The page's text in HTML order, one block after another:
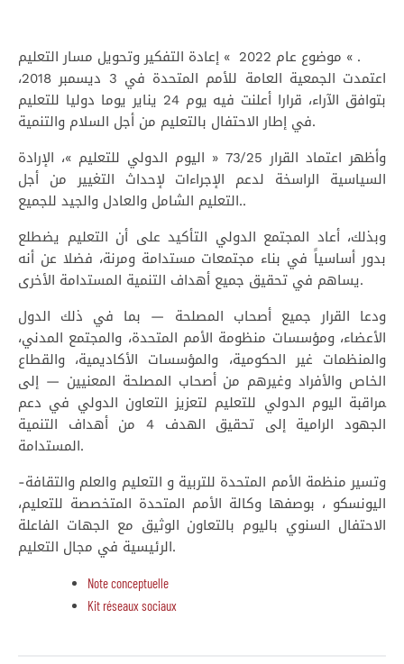
موضوع عام 2022 » إعادة التفكير وتحويل مسار التعليم « .
اعتمدت الجمعية العامة للأمم المتحدة في 3 ديسمبر 2018،
بتوافق الآراء، قرارا أعلنت فيه يوم 24 يناير يوما دوليا للتعليم
في إطار الاحتفال بالتعليم من أجل السلام والتنمية.
وأظهر اعتماد القرار 73/25 « اليوم الدولي للتعليم »، الإرادة
السياسية الراسخة لدعم الإجراءات لإحداث التغيير من أجل
التعليم الشامل والعادل والجيد للجميع..
وبذلك، أعاد المجتمع الدولي التأكيد على أن التعليم يضطلع
بدور أساسياً في بناء مجتمعات مستدامة ومرنة، فضلا عن أنه
يساهم في تحقيق جميع أهداف التنمية المستدامة الأخرى.
ودعا القرار جميع أصحاب المصلحة — بما في ذلك الدول
الأعضاء، ومؤسسات منظومة الأمم المتحدة، والمجتمع المدني،
والمنظمات غير الحكومية، والمؤسسات الأكاديمية، والقطاع
الخاص واﻷﻓﺮاد وﻏﻴﺮهم ﻣﻦ أﺻﺤﺎب اﻟﻤﺼﻠﺤﺔ اﻟﻤﻌﻨﻴﻴﻦ — إلى
ﻤﺮاﻗﺒﺔ اﻟﻴﻮم اﻟﺪوﻟﻲ ﻟﻠﺘﻌﻠﻴﻢ لتعزيز التعاون الدولي في دعم
الجهود الرامية إلى تحقيق الهدف 4 من أهداف التنمية
المستدامة.
وتسير منظمة الأمم المتحدة للتربية و التعليم والعلم والتقافة-
اليونسكو ، بوصفها وكالة الأمم المتحدة المتخصصة للتعليم،
الاحتفال السنوي باليوم بالتعاون الوثيق مع الجهات الفاعلة
الرئيسية في مجال التعليم.
Note conceptuelle
Kit réseaux sociaux